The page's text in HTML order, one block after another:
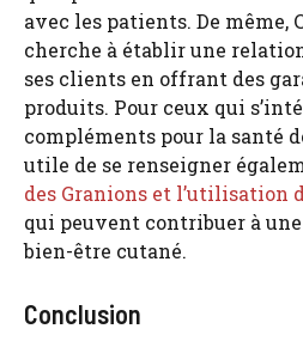
avec les patients. De même,
cherche à établir une
ses clients en offrant des
produits. Pour ceux qui
compléments pour la santé
utile de se renseigner
des Granions et l’utilisation
qui peuvent contribuer à
bien-être cutané.
Conclusion